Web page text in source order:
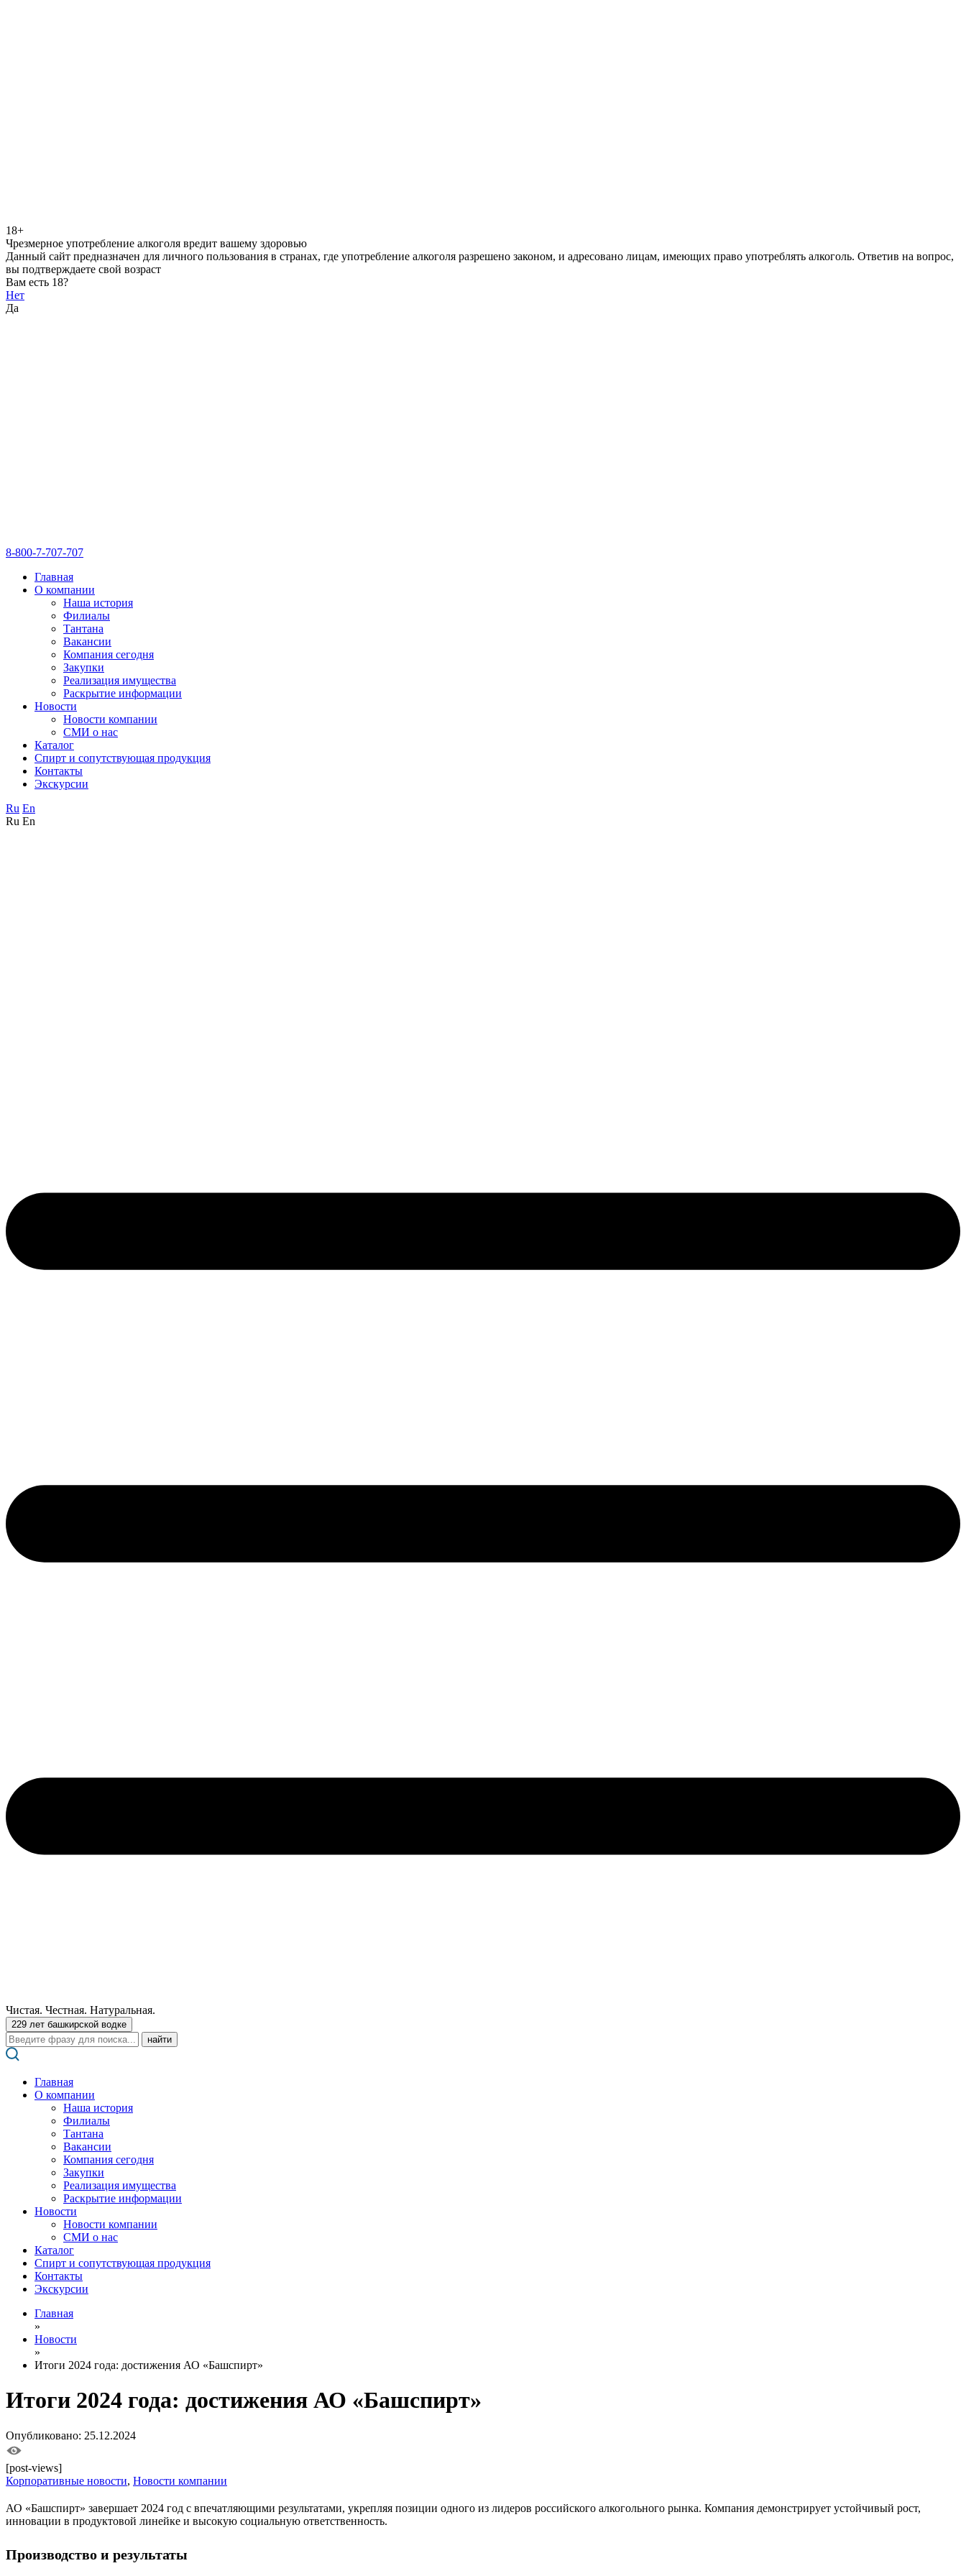
18+
Чрезмерное употребление алкоголя вредит вашему здоровью
Данный сайт предназначен для личного пользования в странах, где употребление алкоголя разрешено законом, и адресовано лицам, имеющих право употреблять алкоголь. Ответив на вопрос,
вы подтверждаете свой возраст
Вам есть 18?
Нет
Да
8-800-7-707-707
Главная
О компании
Наша история
Филиалы
Тантана
Вакансии
Компания сегодня
Закупки
Реализация имущества
Раскрытие информации
Новости
Новости компании
СМИ о нас
Каталог
Спирт и сопутствующая продукция
Контакты
Экскурсии
Ru En
Ru En
Чистая. Честная. Натуральная.
229 лет башкирской водке
Поиск:
Главная
О компании
Наша история
Филиалы
Тантана
Вакансии
Компания сегодня
Закупки
Реализация имущества
Раскрытие информации
Новости
Новости компании
СМИ о нас
Каталог
Спирт и сопутствующая продукция
Контакты
Экскурсии
Главная
»
Новости
»
Итоги 2024 года: достижения АО «Башспирт»
Итоги 2024 года: достижения АО «Башспирт»
Опубликовано: 25.12.2024
[post-views]
Корпоративные новости, Новости компании
АО «Башспирт» завершает 2024 год с впечатляющими результатами, укрепляя позиции одного из лидеров российского алкогольного рынка. Компания демонстрирует устойчивый рост,
инновации в продуктовой линейке и высокую социальную ответственность.
Производство и результаты